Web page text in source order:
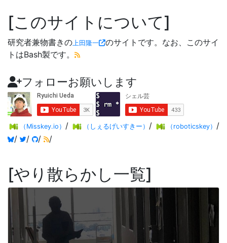
このサイトについて
研究者兼物書きの 上田隆一
のサイトです。なお、このサイ
トはBash製です。
フォローお願いします
（Misskey.io） / （しぇるげいすきー） / （roboticskey） /
/
/ / /
やり散らかし一覧